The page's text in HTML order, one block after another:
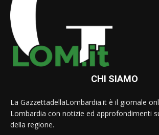
CHI SIAMO
La GazzettadellaLombardia.it è il giornale
Lombardia con notizie ed approfondimenti
della regione.